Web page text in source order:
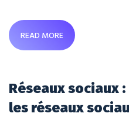
READ MORE
Réseaux sociaux
les réseaux